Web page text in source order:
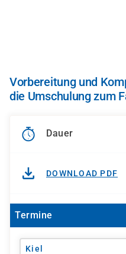
Vorbereitung und
die Umschulung zum
Dauer
DOWNLOAD PDF
Termine
Kiel